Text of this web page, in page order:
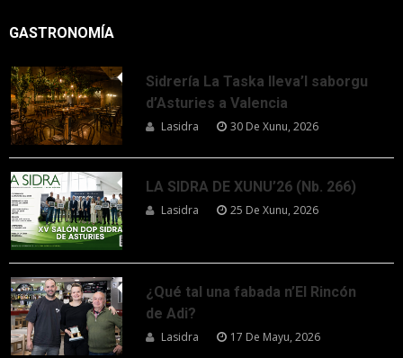
GASTRONOMÍA
Sidrería La Taska lleva’l saborgu
d’Asturies a Valencia
Lasidra 30 De Xunu, 2026
LA SIDRA DE XUNU’26 (Nb. 266)
Lasidra 25 De Xunu, 2026
¿Qué tal una fabada n’El Rincón
de Adi?
Lasidra 17 De Mayu, 2026